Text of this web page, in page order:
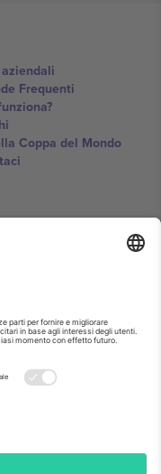
Frequenti
Coppa del Mondo
Per i dettagli controlla la